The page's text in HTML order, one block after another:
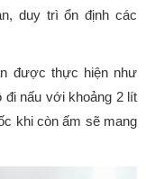
duy trì ổn định các
được thực hiện như
đi nấu với khoảng 2 lít
khi còn ấm sẽ mang